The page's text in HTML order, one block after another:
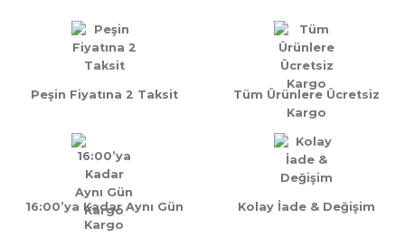
Peşin Fiyatına 2 Taksit
Tüm Ürünlere Ücretsiz
Kargo
16:00’ya Kadar Aynı Gün
Kargo
Kolay İade & Değişim